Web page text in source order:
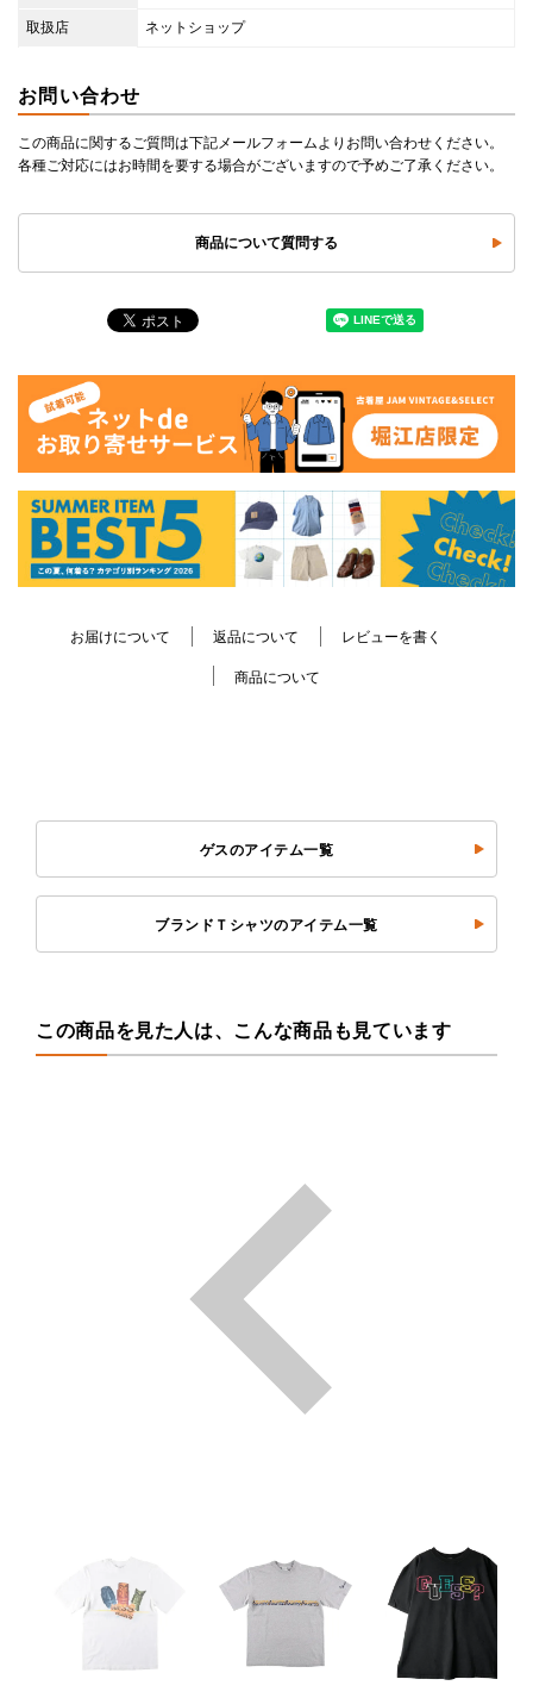
取扱店 ネットショップ
お問い合わせ
この商品に関するご質問は下記メールフォームよりお問い合わせください。
各種ご対応にはお時間を要する場合がございますので予めご了承ください。
商品について質問する
お届けについて 返品について レビューを書く
商品について
ゲスのアイテム一覧
ブランドＴシャツのアイテム一覧
この商品を見た人は、こんな商品も見ています